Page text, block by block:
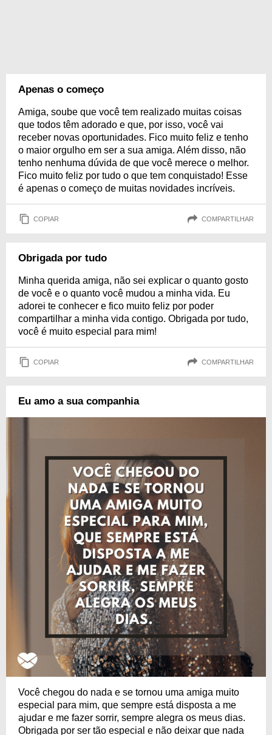
Apenas o começo
Amiga, soube que você tem realizado muitas coisas
que todos têm adorado e que, por isso, você vai
receber novas oportunidades. Fico muito feliz e tenho
o maior orgulho em ser a sua amiga. Além disso, não
tenho nenhuma dúvida de que você merece o melhor.
Fico muito feliz por tudo o que tem conquistado! Esse
é apenas o começo de muitas novidades incríveis.
COPIAR COMPARTILHAR
Obrigada por tudo
Minha querida amiga, não sei explicar o quanto gosto
de você e o quanto você mudou a minha vida. Eu
adorei te conhecer e fico muito feliz por poder
compartilhar a minha vida contigo. Obrigada por tudo,
você é muito especial para mim!
COPIAR COMPARTILHAR
Eu amo a sua companhia
Você chegou do nada e se tornou uma amiga muito
especial para mim, que sempre está disposta a me
ajudar e me fazer sorrir, sempre alegra os meus dias.
Obrigada por ser tão especial e não deixar que nada